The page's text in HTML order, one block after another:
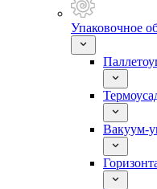
Упаковочное
Вакуум-